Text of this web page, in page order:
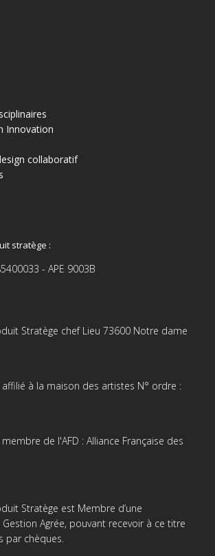
Innovation
collaboratif
stratège :
- APE 9003B
Stratège chef Lieu 73600 Notre dame
affilié à la maison des artistes N° ordre :
de l'AFD : Alliance Française des
Stratège est Membre d’une
Agrée, pouvant recevoir à ce titre
par chèques.